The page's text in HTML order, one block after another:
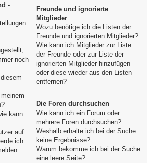
-
noch
kann
auf
ich
Freunde und ignorierte
Mitglieder
Wozu benötige ich die Listen der
Freunde und ignorierten Mitglieder?
Wie kann ich Mitglieder zur Liste
der Freunde oder zur Liste der
ignorierten Mitglieder hinzufügen
oder diese wieder aus den Listen
entfernen?
Die Foren durchsuchen
Wie kann ich ein Forum oder
mehrere Foren durchsuchen?
Weshalb erhalte ich bei der Suche
keine Ergebnisse?
Warum bekomme ich bei der Suche
eine leere Seite?